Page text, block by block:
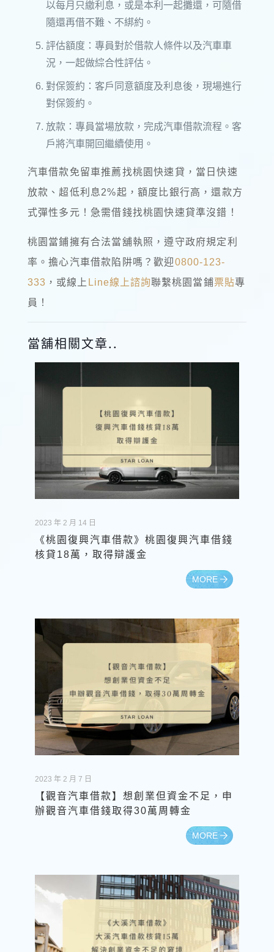
以每月只繳利息，或是本利一起攤還，可隨借
隨還再借不難、不綁約。
評估額度：專員對於借款人條件以及汽車車
況，一起做綜合性評估。
對保簽約：客戶同意額度及利息後，現場進行
對保簽約。
放款：專員當場放款，完成汽車借款流程。客
戶將汽車開回繼續使用。
汽車借款免留車推薦找桃園快速貸，當日快速
放款、超低利息2%起，額度比銀行高，還款方
式彈性多元！急需借錢找桃園快速貸準沒錯！
桃園當鋪擁有合法當舖執照，遵守政府規定利
率。擔心汽車借款陷阱嗎？歡迎0800-123-
333 ，或線上 Line線上諮詢聯繫桃園當鋪票貼專
員！
當舖相關文章..
2023 年 2 月 14 日
《桃園復興汽車借款》桃園復興汽車借錢
核貸18萬，取得辯護金
MORE
2023 年 2 月 7 日
【觀音汽車借款】想創業但資金不足，申
辦觀音汽車借錢取得30萬周轉金
MORE